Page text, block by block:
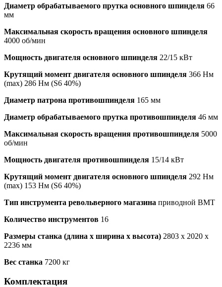
Диаметр обрабатываемого прутка основного шпинделя 66
мм
Максимальная скорость вращения основного шпинделя
4000 об/мин
Мощность двигателя основного шпинделя 22/15 кВт
Крутящий момент двигателя основного шпинделя 366 Нм
(max) 286 Нм (S6 40%)
Диаметр патрона противошпинделя 165 мм
Диаметр обрабатываемого прутка противошпинделя 46 мм
Максимальная скорость вращения противошпинделя 5000
об/мин
Мощность двигателя противошпинделя 15/14 кВт
Крутящий момент двигателя основного шпинделя 292 Нм
(max) 153 Нм (S6 40%)
Тип инструмента револьверного магазина приводной BMT
Количество инструментов 16
Размеры станка (длина х ширина х высота) 2803 x 2020 x
2236 мм
Вес станка 7200 кг
Комплектация